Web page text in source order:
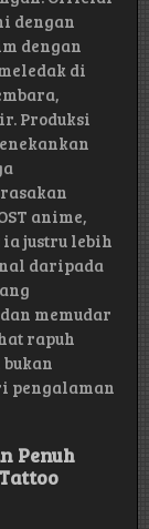
dengan
dengan
di
Produksi
anime,
ia justru lebih
daripada
memudar
rapuh
pengalaman
Penuh